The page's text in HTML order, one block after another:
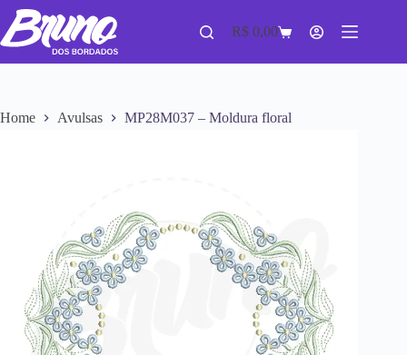
R$ 0,00
Home Avulsas MP28M037 – Moldura floral